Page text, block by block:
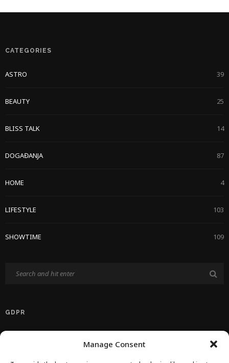
Manage Consent
CATEGORIES
ASTRO 39
BEAUTY 25
BLISS TALK 14
DOGAĐANJA 87
HOME 4
LIFESTYLE 103
SHOWTIME 109
GDPR